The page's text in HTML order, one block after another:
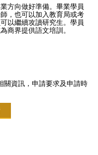
方向做好準備。畢業學員
，也可以加入教育局或考
以繼續攻讀研究生。學員
商界提供語文培訓。
關資訊，申請要求及申請時